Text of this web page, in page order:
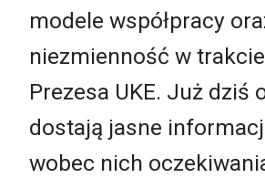
modele współpracy
niezmienność w
Prezesa UKE. Już dziś
dostają jasne
wobec nich